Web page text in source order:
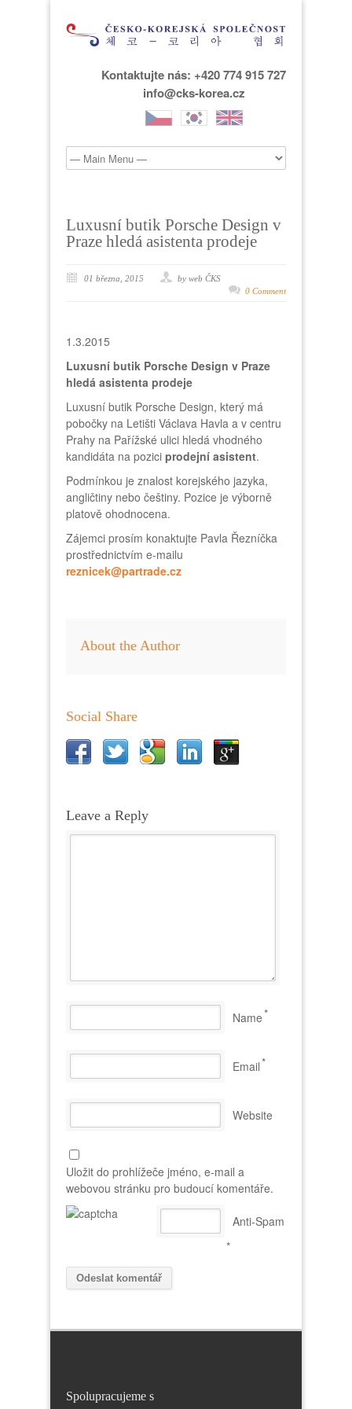
Kontaktujte nás: +420 774 915 727
info@cks-korea.cz
Luxusní butik Porsche Design v
Praze hledá asistenta prodeje
01 března, 2015
by web ČKS
0 Comment
1.3.2015
Luxusní butik Porsche Design v Praze
hledá asistenta prodeje
Luxusní butik Porsche Design, který má
pobočky na Letišti Václava Havla a v centru
Prahy na Pařížské ulici hledá vhodného
kandidáta na pozici prodejní asistent.
Podmínkou je znalost korejského jazyka,
angličtiny nebo češtiny. Pozice je výborně
platově ohodnocena.
Zájemci prosím konaktujte Pavla Řezníčka
prostřednictvím e-mailu
reznicek@partrade.cz
About the Author
Social Share
Leave a Reply
Name*
Email*
Website
Uložit do prohlížeče jméno, e-mail a
webovou stránku pro budoucí komentáře.
Anti-Spam
*
Spolupracujeme s